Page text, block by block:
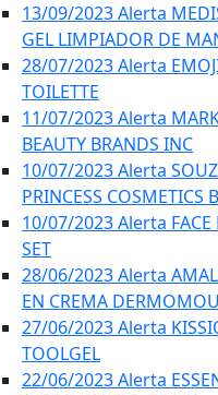
13/09/2023 Alerta
GEL LIMPIADOR DE
28/07/2023 Alerta
TOILETTE
11/07/2023 Alerta
BEAUTY BRANDS INC
10/07/2023 Alerta
PRINCESS COSMETICS
10/07/2023 Alerta FACE
SET
28/06/2023 Alerta
EN CREMA
27/06/2023 Alerta
TOOLGEL
22/06/2023 Alerta